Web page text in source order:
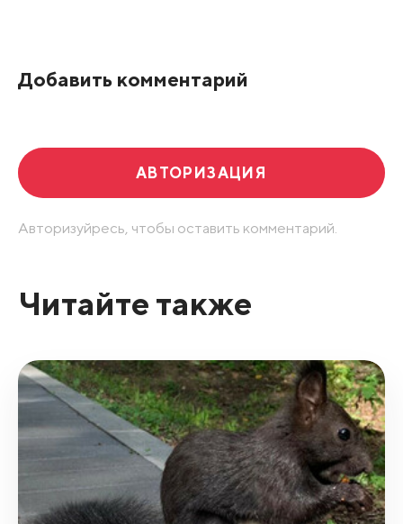
Добавить комментарий
АВТОРИЗАЦИЯ
Авторизуйресь, чтобы оставить комментарий.
Читайте также